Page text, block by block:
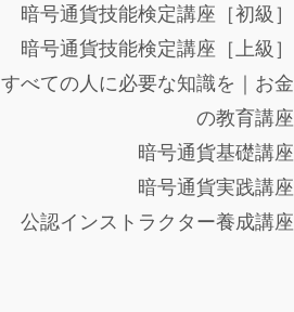
暗号通貨技能検定講座［初級］
暗号通貨技能検定講座［上級］
すべての人に必要な知識を｜お金
の教育講座
暗号通貨基礎講座
暗号通貨実践講座
公認インストラクター養成講座